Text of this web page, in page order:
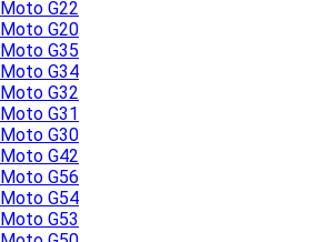
Moto G22
Moto G20
Moto G35
Moto G34
Moto G32
Moto G31
Moto G30
Moto G42
Moto G56
Moto G54
Moto G53